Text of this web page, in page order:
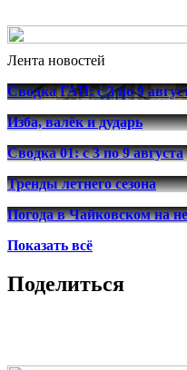
Лента новостей
Сводка ГАИ: с 3 по 9
Изба, валёк и дударь
Сводка 01: с 3 по 9 августа
Тренды летнего сезона
Погода в Чайковском на
Показать всё
Поделиться